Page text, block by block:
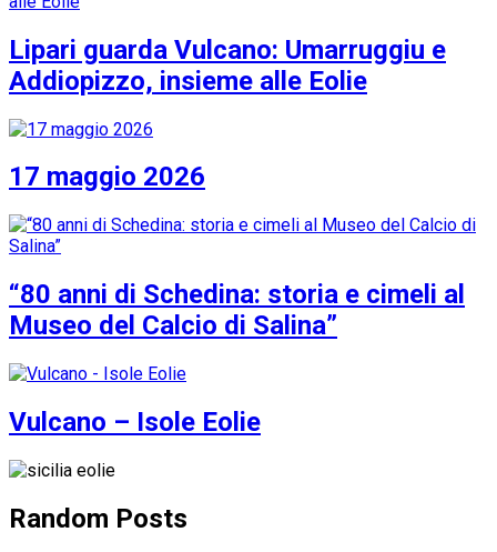
Lipari guarda Vulcano: Umarruggiu e
Addiopizzo, insieme alle Eolie
17 maggio 2026
“80 anni di Schedina: storia e cimeli al
Museo del Calcio di Salina”
Vulcano – Isole Eolie
Random Posts